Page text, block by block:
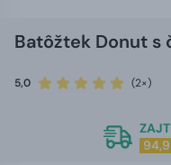
Batôžtek Donut s
5,0 (2×)